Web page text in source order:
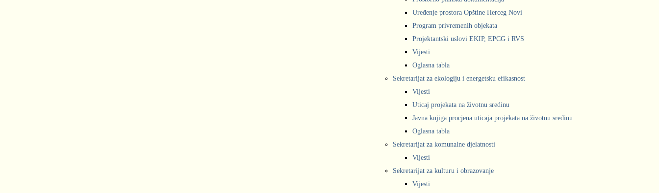
Uređenje prostora Opštine Herceg Novi
Program privremenih objekata
Projektantski uslovi EKIP, EPCG i RVS
Vijesti
Oglasna tabla
Sekretarijat za ekologiju i energetsku efikasnost
Vijesti
Uticaj projekata na životnu sredinu
Javna knjiga procjena uticaja projekata na životnu sredinu
Oglasna tabla
Sekretarijat za komunalne djelatnosti
Vijesti
Sekretarijat za kulturu i obrazovanje
Vijesti